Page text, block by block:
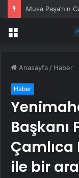
Musa Paşa’nın
Menü
Anasayfa / Haber
Haber
Başkanı
ile bir